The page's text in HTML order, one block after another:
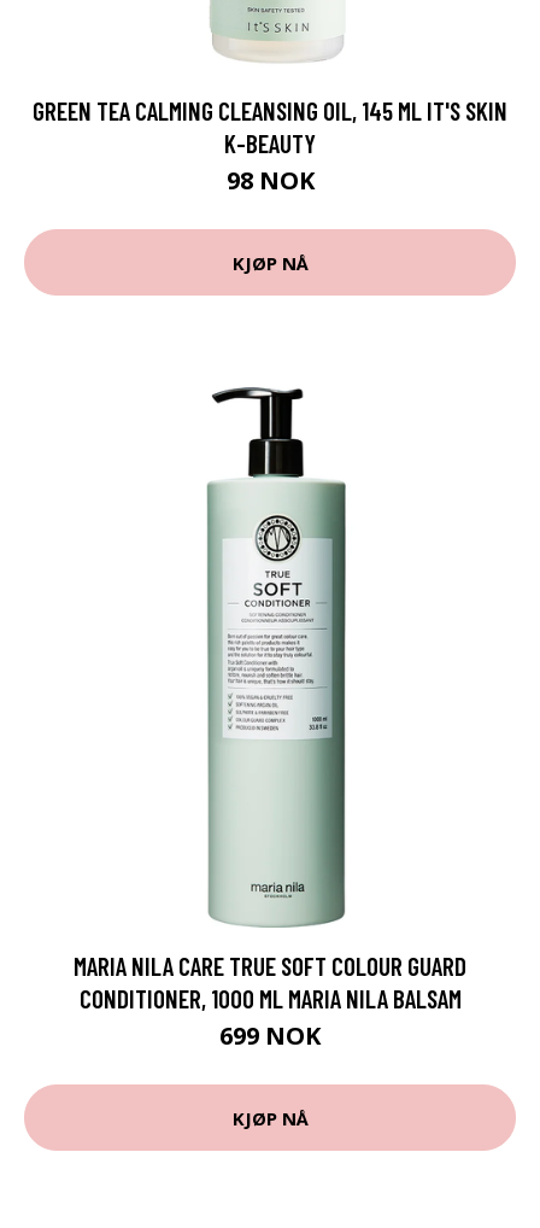
GREEN TEA CALMING CLEANSING OIL, 145 ML IT'S SKIN
K-BEAUTY
98 NOK
KJØP NÅ
MARIA NILA CARE TRUE SOFT COLOUR GUARD
CONDITIONER, 1000 ML MARIA NILA BALSAM
699 NOK
KJØP NÅ